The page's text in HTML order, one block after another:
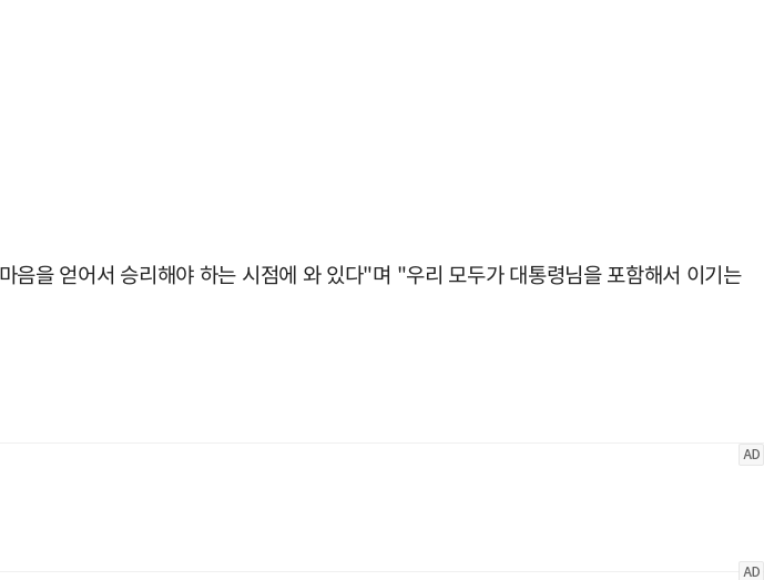
을 얻어서 승리해야 하는 시점에 와 있다"며 "우리 모두가 대통령님을 포함해서 이기는